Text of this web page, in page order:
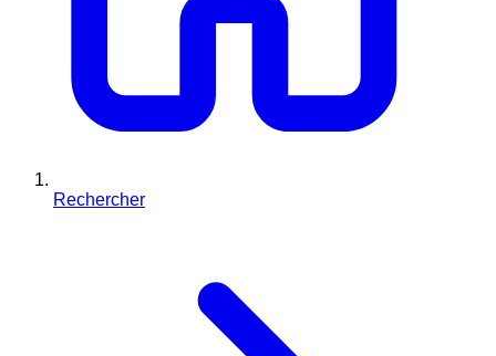
Rechercher